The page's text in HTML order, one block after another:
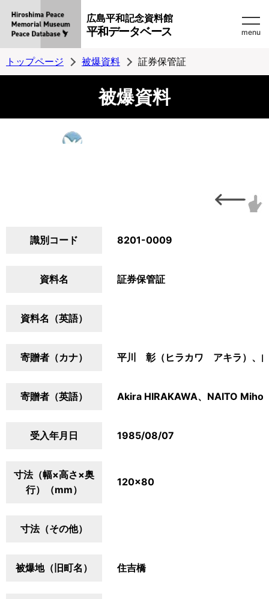
広島平和記念資料館
平和データベース menu
トップページ 被爆資料 証券保管証
被爆資料
識別コード 8201-0009
資料名 証券保管証
資料名（英語）
寄贈者（カナ） 平川 彰（ヒラカワ アキラ）、
寄贈者（英語） Akira HIRAKAWA、NAITO
受入年月日 1985/08/07
寸法（幅×高さ×奥
行）（mm）
120×80
寸法（その他）
被爆地（旧町名） 住吉橋